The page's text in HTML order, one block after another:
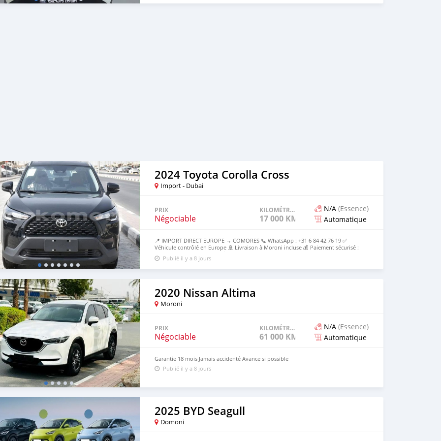
2024 Toyota Corolla Cross
Import - Dubai
PRIX
Négociable
KILOMÉTRAGE
17 000 KM
N/A (Essence)
Automatique
📍 IMPORT DIRECT EUROPE → COMORES 📞 WhatsApp : +31 6 84 42 76 19 ✅
Véhicule contrôlé en Europe 🚢 Livraison à Moroni incluse 💰 Paiement sécurisé :
50% avant, 50% à l’arrivée 💰Prix rendu Moroni : [2000000 ] Tout compris
Publié il y a 8 jours
2020 Nissan Altima
Moroni
PRIX
Négociable
KILOMÉTRAGE
61 000 KM
N/A (Essence)
Automatique
Garantie 18 mois Jamais accidenté Avance si possible
Publié il y a 8 jours
2025 BYD Seagull
Domoni